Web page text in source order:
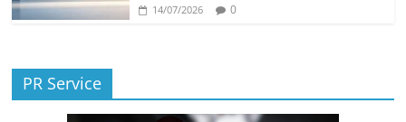
14/07/2026 0
PR Service